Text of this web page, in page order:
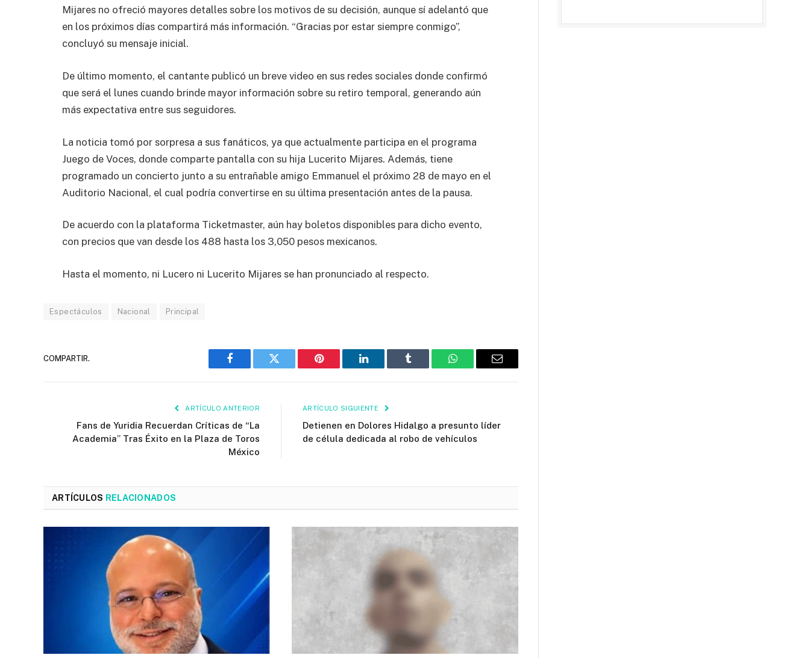
Mijares no ofreció mayores detalles sobre los motivos de su decisión, aunque sí adelantó que
en los próximos días compartirá más información. “Gracias por estar siempre conmigo”,
concluyó su mensaje inicial.
De último momento, el cantante publicó un breve video en sus redes sociales donde confirmó
que será el lunes cuando brinde mayor información sobre su retiro temporal, generando aún
más expectativa entre sus seguidores.
La noticia tomó por sorpresa a sus fanáticos, ya que actualmente participa en el programa
Juego de Voces, donde comparte pantalla con su hija Lucerito Mijares. Además, tiene
programado un concierto junto a su entrañable amigo Emmanuel el próximo 28 de mayo en el
Auditorio Nacional, el cual podría convertirse en su última presentación antes de la pausa.
De acuerdo con la plataforma Ticketmaster, aún hay boletos disponibles para dicho evento,
con precios que van desde los 488 hasta los 3,050 pesos mexicanos.
Hasta el momento, ni Lucero ni Lucerito Mijares se han pronunciado al respecto.
Espectáculos Nacional Principal
COMPARTIR.
Facebook Twitter Pinterest LinkedIn Tumblr WhatsAppEmail
ARTÍCULO ANTERIOR
Fans de Yuridia Recuerdan Críticas de “La
Academia” Tras Éxito en la Plaza de Toros
México
ARTÍCULO SIGUIENTE
Detienen en Dolores Hidalgo a presunto líder
de célula dedicada al robo de vehículos
ARTÍCULOS RELACIONADOS